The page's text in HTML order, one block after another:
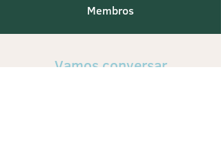
Membros
Vamos conversar